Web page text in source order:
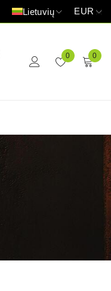
Lietuvių EUR
0 0